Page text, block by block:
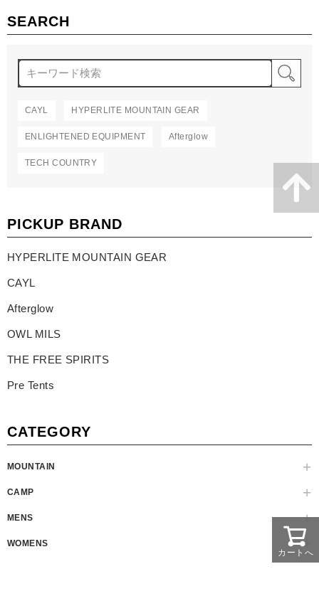
SEARCH
CAYL HYPERLITE MOUNTAIN GEAR
ENLIGHTENED EQUIPMENT Afterglow
TECH COUNTRY
PICKUP BRAND
HYPERLITE MOUNTAIN GEAR
CAYL
Afterglow
OWL MILS
THE FREE SPIRITS
Pre Tents
CATEGORY
MOUNTAIN
CAMP
MENS
WOMENS
カートへ